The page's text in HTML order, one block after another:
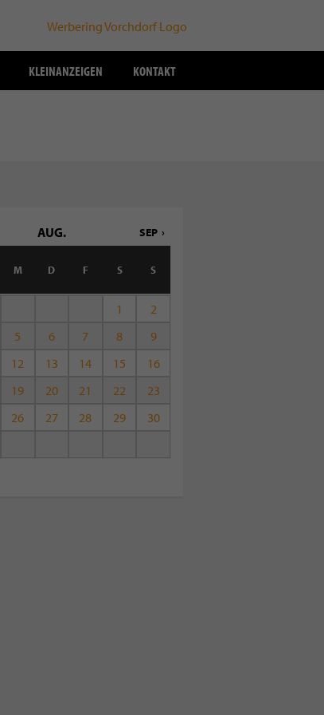
KLEINANZEIGEN KONTAKT
AUG. SEP
M D F S S
1
2
5 6 7 8
9
12 13 14 15
16
19 20 21 22
23
26 27 28 29
30